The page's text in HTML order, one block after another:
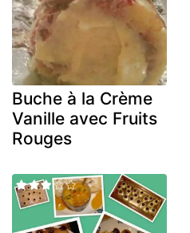
Buche à la Crème
Vanille avec Fruits
Rouges